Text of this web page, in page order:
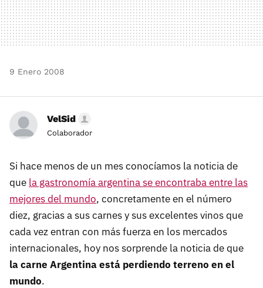
9 Enero 2008
VelSid
Colaborador
Si hace menos de un mes conocíamos la noticia de
que la gastronomía argentina se encontraba entre las
mejores del mundo, concretamente en el número
diez, gracias a sus carnes y sus excelentes vinos que
cada vez entran con más fuerza en los mercados
internacionales, hoy nos sorprende la noticia de que
la carne Argentina está perdiendo terreno en el
mundo.